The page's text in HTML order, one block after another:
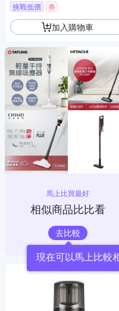
挑戰低價 券
加入購物車
馬上比買最好
相似商品比比看
去比較
現在可以馬上比較